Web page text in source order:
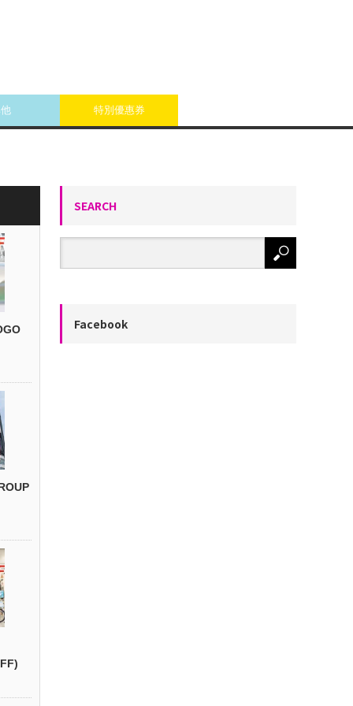
特別優惠券
SEARCH
Facebook